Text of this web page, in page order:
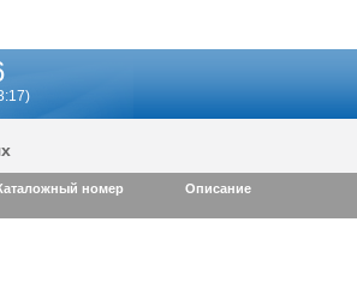
номер Описание